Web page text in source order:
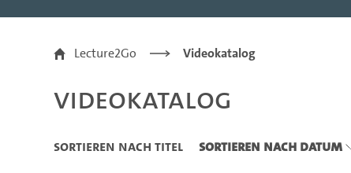
Videokatalog
Lecture2Go Videokatalog
Videokatalog
Sortieren nach Titel Sortieren nach Datum